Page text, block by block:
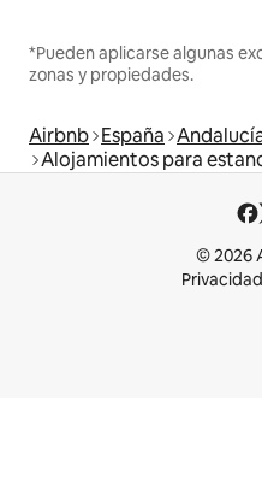
*Pueden aplicarse algunas
zonas y propiedades.
Airbnb España
Alojamientos para
© 2026
Privacidad